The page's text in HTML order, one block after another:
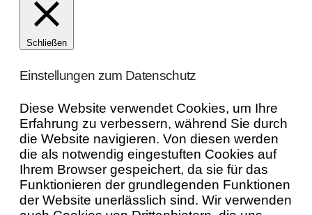
Schließen
Einstellungen zum Datenschutz
Diese Website verwendet Cookies, um Ihre
Erfahrung zu verbessern, während Sie durch
die Website navigieren. Von diesen werden
die als notwendig eingestuften Cookies auf
Ihrem Browser gespeichert, da sie für das
Funktionieren der grundlegenden Funktionen
der Website unerlässlich sind. Wir verwenden